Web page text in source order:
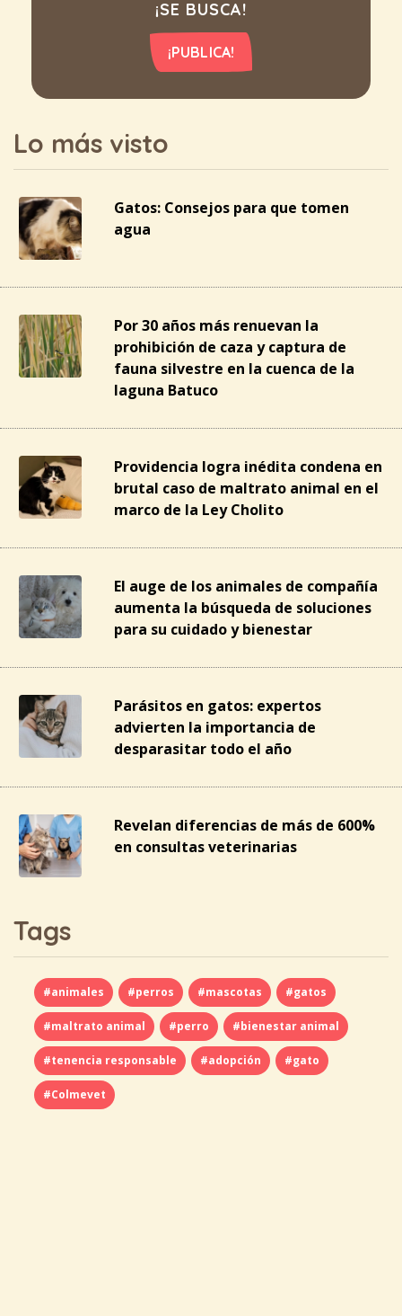
¡SE BUSCA!
¡PUBLICA!
Lo más visto
Gatos: Consejos para que tomen
agua
Por 30 años más renuevan la
prohibición de caza y captura de
fauna silvestre en la cuenca de la
laguna Batuco
Providencia logra inédita condena en
brutal caso de maltrato animal en el
marco de la Ley Cholito
El auge de los animales de compañía
aumenta la búsqueda de soluciones
para su cuidado y bienestar
Parásitos en gatos: expertos
advierten la importancia de
desparasitar todo el año
Revelan diferencias de más de 600%
en consultas veterinarias
Tags
#animales #perros #mascotas #gatos
#maltrato animal #perro #bienestar animal
#tenencia responsable #adopción #gato
#Colmevet